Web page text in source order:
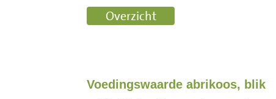
Voedingswaarde abrikoos, blik